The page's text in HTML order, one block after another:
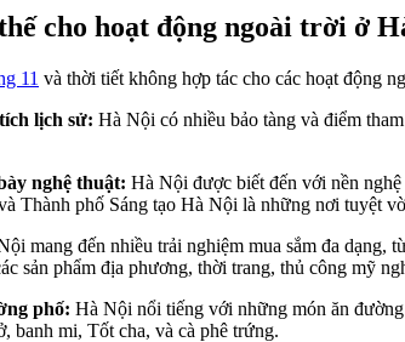
cho hoạt động ngoài trời ở
11 và thời tiết không hợp tác cho các hoạt động
lịch sử: Hà Nội có nhiều bảo tàng và điểm
nghệ thuật: Hà Nội được biết đến với nền
Thành phố Sáng tạo Hà Nội là những nơi tuyệt
mang đến nhiều trải nghiệm mua sắm đa
sản phẩm địa phương, thời trang, thủ công mỹ
phố: Hà Nội nổi tiếng với những món ăn
banh mi, Tốt cha, và cà phê trứng.